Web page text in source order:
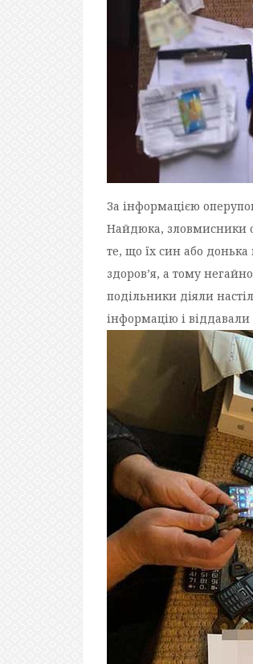
За інформацією
Найдюка, зловмисники
те, що їх син або
здоров’я, а тому
подільники діяли
інформацію і